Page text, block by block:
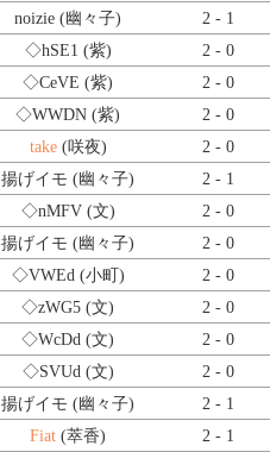
noizie (幽々子) 2 - 1
◇hSE1 (紫) 2 - 0
◇CeVE (紫) 2 - 0
◇WWDN (紫) 2 - 0
take(咲夜) 2 - 0
揚げイモ (幽々子) 2 - 1
◇nMFV(文) 2 - 0
揚げイモ (幽々子) 2 - 0
◇VWEd(小町) 2 - 0
◇zWG5 (文) 2 - 0
◇WcDd (文) 2 - 0
◇SVUd(文) 2 - 0
揚げイモ (幽々子) 2 - 1
Fiat (萃香) 2 - 1